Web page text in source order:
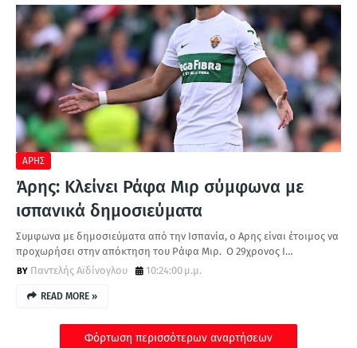
ΑΡΗΣ
Άρης: Κλείνει Ράφα Μιρ σύμφωνα με
ισπανικά δημοσιεύματα
Συμφωνα με δημοσιεύματα από την Ισπανία, ο Αρης είναι έτοιμος να
προχωρήσει στην απόκτηση του Ράφα Μιρ. Ο 29χρονος Ι…
Παντελής Αϊδίνογλου
10:24:00 μ.μ.
READ MORE »
Φόρτωση περισσότερων αναρτήσεων